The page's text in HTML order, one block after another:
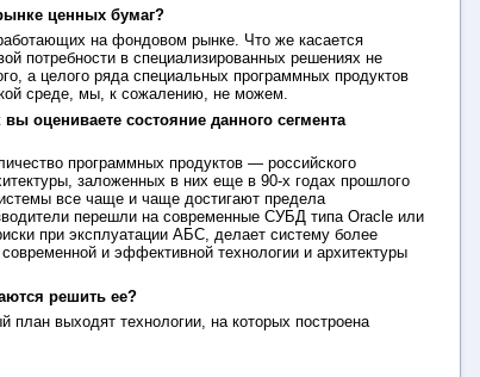
ценных бумаг?
на фондовом рынке. Что же касается
потребности в специализированных решениях не
а целого ряда специальных программных продуктов
среде, мы, к сожалению, не можем.
оцениваете состояние данного сегмента
программных продуктов — российского
заложенных в них еще в 90-х годах прошлого
все чаще и чаще достигают предела
перешли на современные СУБД типа Oracle или
при эксплуатации АБС, делает систему более
и эффективной технологии и архитектуры
решить ее?
выходят технологии, на которых построена